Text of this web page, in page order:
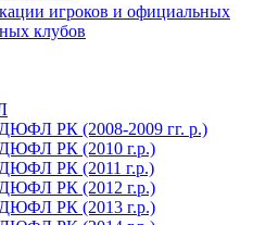
игроков и официальных
клубов
РК (2008-2009 гг. р.)
ДЮФЛ РК (2010 г.р.)
ДЮФЛ РК (2011 г.р.)
ДЮФЛ РК (2012 г.р.)
ДЮФЛ РК (2013 г.р.)